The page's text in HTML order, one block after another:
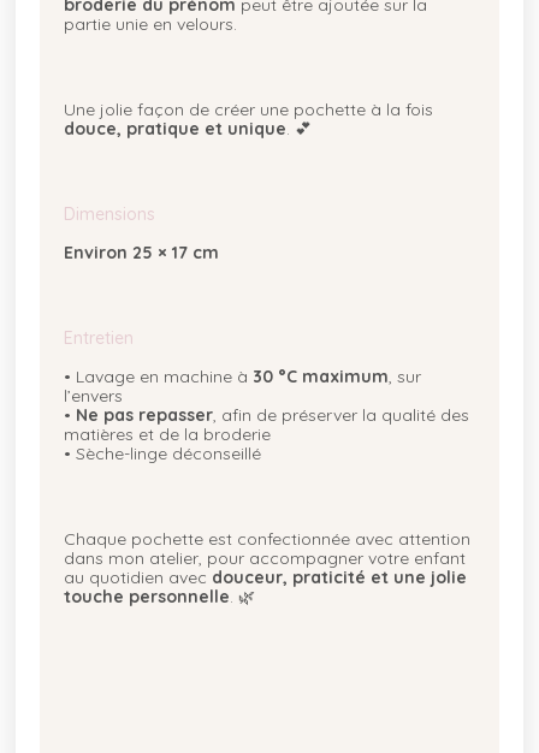
broderie du prénom peut être ajoutée sur la
partie unie en velours.
Une jolie façon de créer une pochette à la fois
douce, pratique et unique. 💕
Dimensions
Environ 25 × 17 cm
Entretien
• Lavage en machine à 30 °C maximum, sur
l’envers
• Ne pas repasser, afin de préserver la qualité des
matières et de la broderie
• Sèche-linge déconseillé
Chaque pochette est confectionnée avec attention
dans mon atelier, pour accompagner votre enfant
au quotidien avec douceur, praticité et une jolie
touche personnelle. 🌿